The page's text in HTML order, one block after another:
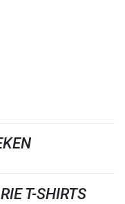
T-SHIRTS